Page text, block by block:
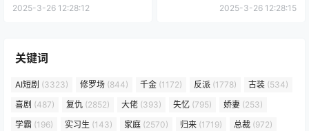
2025-3-26 12:28:12 2025-3-26 12:28:15
关键词
AI短剧 (3323) 修罗场 (844) 千金 (1172) 反派 (1778) 古装 (534)
喜剧 (487) 复仇 (2852) 大佬 (393) 失忆 (795) 娇妻 (253)
学霸 (196) 实习生 (143) 家庭 (2570) 归来 (1719) 总裁 (972)